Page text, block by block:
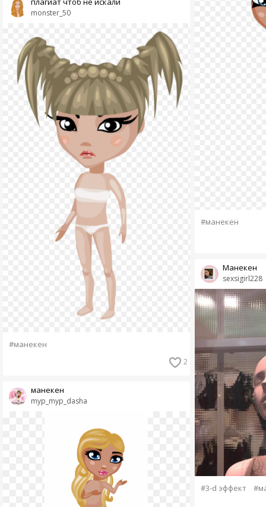
monster_50
#манекен
2
myp_myp_dasha
манекен
#манекен
sexsigirl228
Манекен
#3-d эффект